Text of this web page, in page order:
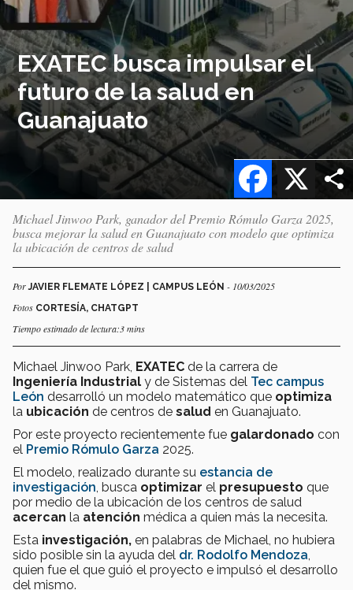
EXATEC busca impulsar el
futuro de la salud en
Guanajuato
X
Facebook
Michael Jinwoo Park, ganador del Premio Rómulo Garza 2025,
busca mejorar la salud en Guanajuato con modelo que optimiza
la ubicación de centros de salud
PorJAVIER FLEMATE LÓPEZ | CAMPUS LEÓN - 10/03/2025
Fotos CORTESÍA, CHATGPT
Tiempo estimado de lectura:3 mins
Michael Jinwoo Park, EXATEC de la carrera de
Ingeniería Industrial y de Sistemas del Tec campus
León desarrolló un modelo matemático que optimiza
la ubicación de centros de salud en Guanajuato.
Por este proyecto recientemente fue galardonado con
el Premio Rómulo Garza 2025.
El modelo, realizado durante su estancia de
investigación , busca optimizar el presupuesto que
por medio de la ubicación de los centros de salud
acercan la atención médica a quien más la necesita.
Esta investigación, en palabras de Michael, no hubiera
sido posible sin la ayuda del dr. Rodolfo Mendoza
quien fue el que guió el proyecto e impulsó el desarrollo
del mismo.